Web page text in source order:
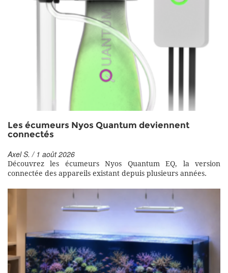
Les écumeurs Nyos Quantum deviennent
connectés
Axel S. / 1 août 2026
Découvrez les écumeurs Nyos Quantum EQ, la version
connectée des appareils existant depuis plusieurs années.